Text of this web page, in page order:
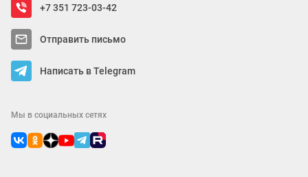
+7 351 723-03-42
Отправить письмо
Написать в Telegram
Мы в социальных сетях